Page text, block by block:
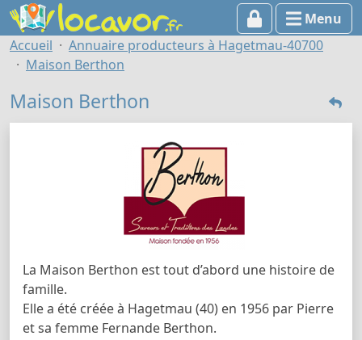
Menu
Accueil
Annuaire producteurs à Hagetmau-40700
Maison Berthon
Maison Berthon
La Maison Berthon est tout d’abord une histoire de
famille.
Elle a été créée à Hagetmau (40) en 1956 par Pierre
et sa femme Fernande Berthon.